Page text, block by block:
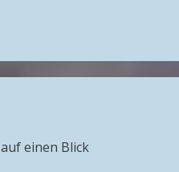
auf einen Blick